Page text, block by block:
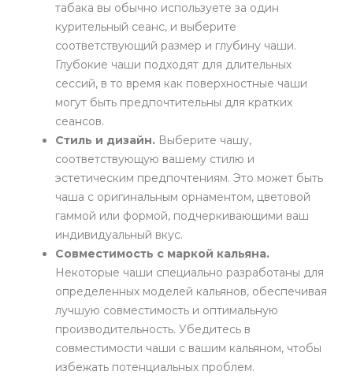
табака вы обычно используете за один
курительный сеанс, и выберите
соответствующий размер и глубину чаши.
Глубокие чаши подходят для длительных
сессий, в то время как поверхностные чаши
могут быть предпочтительны для кратких
сеансов.
Стиль и дизайн. Выберите чашу,
соответствующую вашему стилю и
эстетическим предпочтениям. Это может быть
чаша с оригинальным орнаментом, цветовой
гаммой или формой, подчеркивающими ваш
индивидуальный вкус.
Совместимость с маркой кальяна.
Некоторые чаши специально разработаны для
определенных моделей кальянов, обеспечивая
лучшую совместимость и оптимальную
производительность. Убедитесь в
совместимости чаши с вашим кальяном, чтобы
избежать потенциальных проблем.